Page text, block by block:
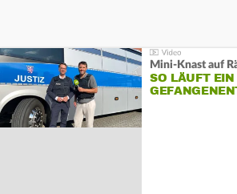
Mini-Knast auf
SO LÄUFT EIN